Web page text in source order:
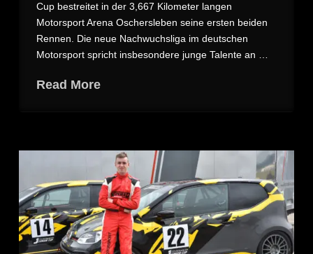
Cup bestreitet in der 3,667 Kilometer langen
Motorsport Arena Oschersleben seine ersten beiden
Rennen. Die neue Nachwuchsliga im deutschen
Motorsport spricht insbesondere junge Talente an …
Read More